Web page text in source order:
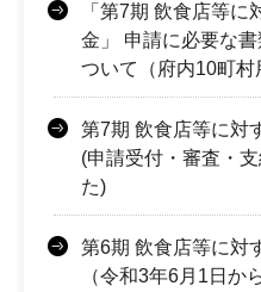
「第7期 飲食店等
金」 申請に必要な
ついて（府内10町村
第7期 飲食店等に対
(申請受付・審査・
た)
第6期 飲食店等に対
（令和3年6月1日か